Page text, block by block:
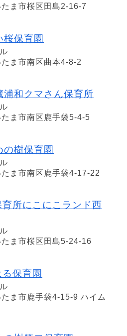
ま市桜区田島2-16-7
桜保育園
ま市南区曲本4-8-2
浦和クマさん保育所
ま市南区鹿手袋5-4-5
の樹保育園
ま市南区鹿手袋4-17-22
育所にこにこランド西
ま市桜区田島5-24-16
る保育園
ま市鹿手袋4-15-9 ハイム